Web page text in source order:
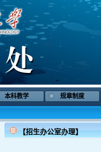
本科教学 规章制度
【招生办公室办理】